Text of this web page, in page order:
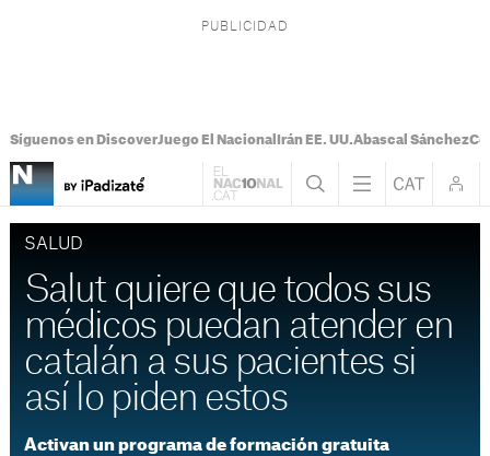
Síguenos en DiscoverJuego El Nacional Irán EE. UU.Abascal Sánchez
SALUD
Salut quiere que todos sus
médicos puedan atender en
catalán a sus pacientes si
así lo piden estos
Activan un programa de formación gratuita